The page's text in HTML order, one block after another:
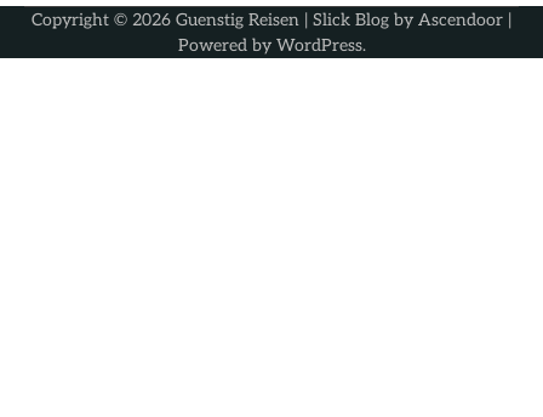
Copyright © 2026 Guenstig Reisen | Slick Blog by Ascendoor |
Powered by WordPress.